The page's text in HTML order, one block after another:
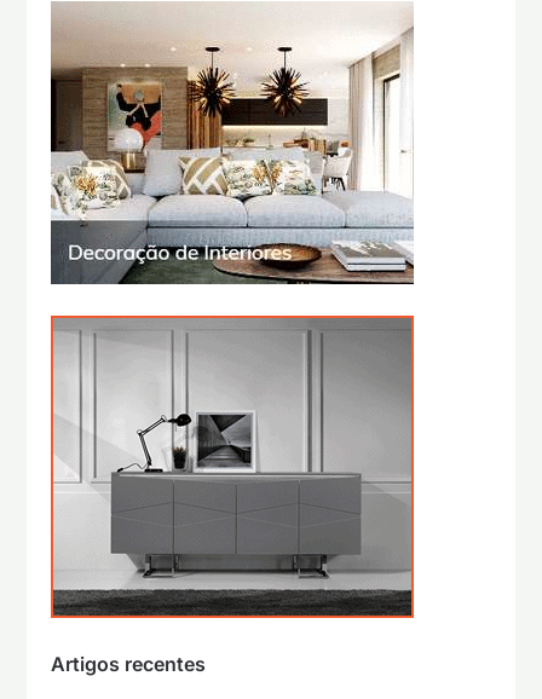
Artigos recentes